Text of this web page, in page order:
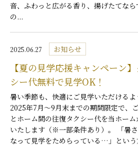
音、ふわっと広がる香り、揚げたてなら
の...
2025.06.27 お知らせ
【夏の見学応援キャンペーン】
シー代無料で見学OK！
暑い季節も、快適にご見学いただけるよう
2025年7月～9月末までの期間限定で、
とホーム間の往復タクシー代を当ホー
いたします（※一部条件あり）。 「暑
なって見学をためらっている…」という